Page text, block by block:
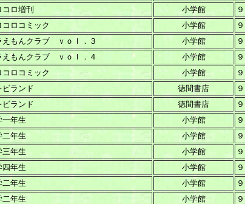
コロ増刊 小学館
コロコミック 小学館
えもんクラブ ｖｏｌ．３ 小学館
えもんクラブ ｖｏｌ．４ 小学館
コロコミック 小学館
ビランド 徳間書店
ビランド 徳間書店
一年生 小学館
二年生
小学館
三年生
小学館
四年生
小学館
二年生 小学館
二年生 小学館